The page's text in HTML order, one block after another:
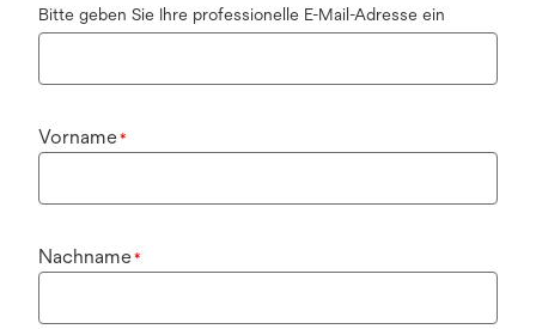
Bitte geben Sie Ihre professionelle E-Mail-Adresse ein
Vorname*
Nachname*